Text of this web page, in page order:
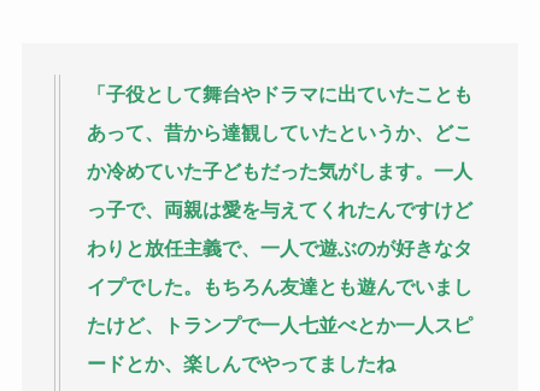
「子役として舞台やドラマに出ていたことも
あって、昔から達観していたというか、どこ
か冷めていた子どもだった気がします。一人
っ子で、両親は愛を与えてくれたんですけど
わりと放任主義で、一人で遊ぶのが好きなタ
イプでした。もちろん友達とも遊んでいまし
たけど、トランプで一人七並べとか一人スピ
ードとか、楽しんでやってましたね